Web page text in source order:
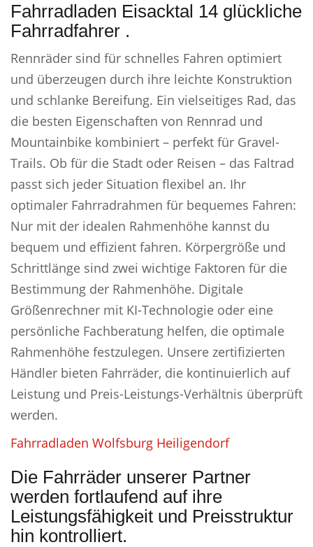
Fahrradladen Eisacktal 14 glückliche
Fahrradfahrer .
Rennräder sind für schnelles Fahren optimiert
und überzeugen durch ihre leichte Konstruktion
und schlanke Bereifung. Ein vielseitiges Rad, das
die besten Eigenschaften von Rennrad und
Mountainbike kombiniert – perfekt für Gravel-
Trails. Ob für die Stadt oder Reisen – das Faltrad
passt sich jeder Situation flexibel an. Ihr
optimaler Fahrradrahmen für bequemes Fahren:
Nur mit der idealen Rahmenhöhe kannst du
bequem und effizient fahren. Körpergröße und
Schrittlänge sind zwei wichtige Faktoren für die
Bestimmung der Rahmenhöhe. Digitale
Größenrechner mit KI-Technologie oder eine
persönliche Fachberatung helfen, die optimale
Rahmenhöhe festzulegen. Unsere zertifizierten
Händler bieten Fahrräder, die kontinuierlich auf
Leistung und Preis-Leistungs-Verhältnis überprüft
werden.
Fahrradladen Wolfsburg Heiligendorf
Die Fahrräder unserer Partner
werden fortlaufend auf ihre
Leistungsfähigkeit und Preisstruktur
hin kontrolliert.